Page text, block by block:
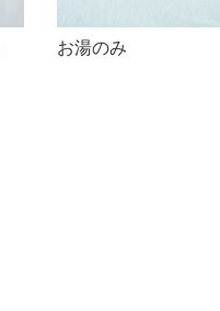
お湯のみ